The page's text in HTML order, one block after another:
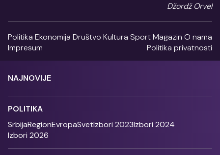
Džordž Orvel
Politika Ekonomija Društvo Kultura SportMagazin O nama
Impresum
Politika privatnosti
NAJNOVIJE
POLITIKA
SrbijaRegionEvropaSvetIzbori 2023Izbori 2024
Izbori 2026